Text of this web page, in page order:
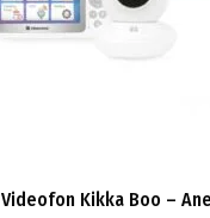
Videofon Kikka Boo –